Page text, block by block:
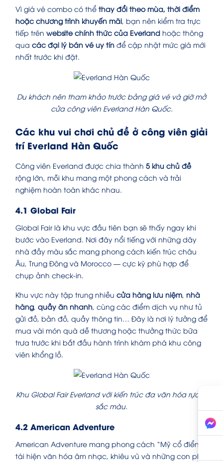
Vì giá vé combo có thể thay đổi theo mùa, thời điểm
hoặc chương trình khuyến mãi , bạn nên kiểm tra trực
tiếp trên website chính thức của Everland hoặc thông
qua các đại lý bán vé uy tín để cập nhật mức giá mới
nhất trước khi đặt.
Du khách nên tham khảo trước bảng giá vé và giờ mở
cửa công viên Everland Hàn Quốc.
Các khu vui chơi chủ đề ở công viên giải
trí Everland Hàn Quốc
Công viên Everland được chia thành 5 khu chủ đề
rộng lớn, mỗi khu mang một phong cách và trải
nghiệm hoàn toàn khác nhau.
4.1 Global Fair
Global Fair là khu vực đầu tiên bạn sẽ thấy ngay khi
bước vào Everland. Nơi đây nổi tiếng với những dãy
nhà đầy màu sắc mang phong cách kiến trúc châu
Âu, Trung Đông và Morocco — cực kỳ phù hợp để
chụp ảnh check-in.
Khu vực này tập trung nhiều cửa hàng lưu niệm, nhà
hàng, quầy ăn nhanh, cùng các điểm dịch vụ như tủ
gửi đồ, bản đồ, quầy thông tin… Đây là nơi lý tưởng để
mua vài món quà dễ thương hoặc thưởng thức bữa
trưa trước khi bắt đầu hành trình khám phá khu công
viên khổng lồ.
Khu Global Fair Everland với kiến trúc đa văn hóa rực rỡ
sắc màu.
4.2 American Adventure
American Adventure mang phong cách “Mỹ cổ điển”,
tái hiện văn hóa âm nhạc, khiêu vũ và những con phố